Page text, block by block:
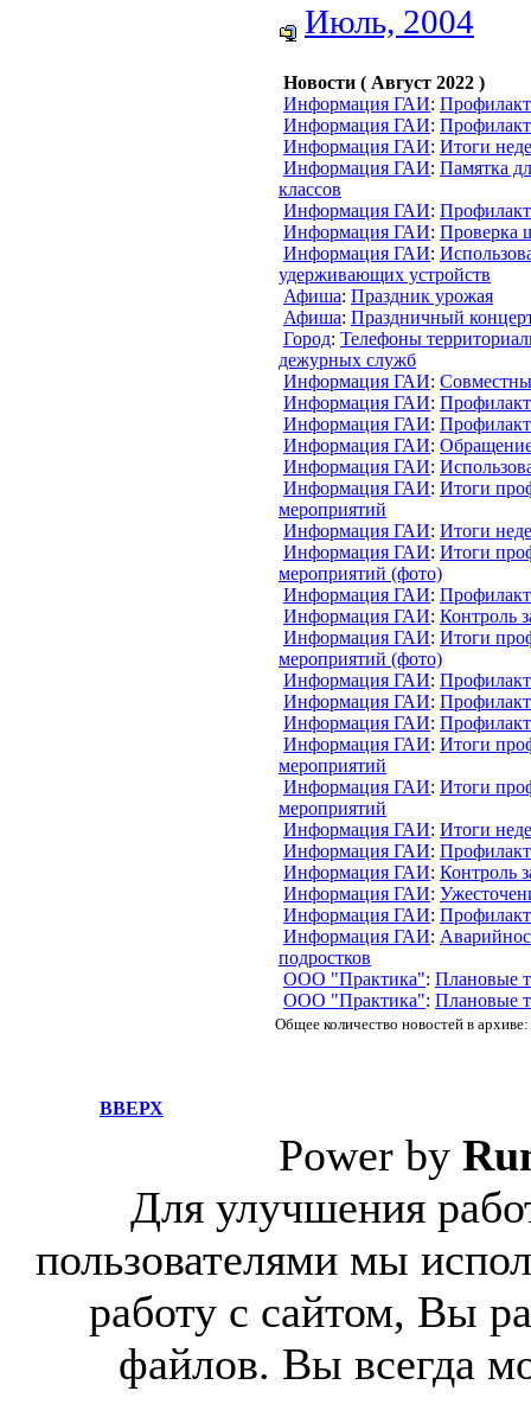
Июль, 2004
Новости ( Август 2022 )
Информация ГАИ:
Информация ГАИ:
Информация ГАИ: Итоги
Информация ГАИ: Памятка
классов
Информация ГАИ:
Информация ГАИ: Проверка
Информация ГАИ:
удерживающих устройств
Афиша: Праздник урожая
Афиша: Праздничный
Город: Телефоны
дежурных служб
Информация ГАИ:
Информация ГАИ:
Информация ГАИ:
Информация ГАИ:
Информация ГАИ:
Информация ГАИ: Итоги
мероприятий
Информация ГАИ: Итоги
Информация ГАИ: Итоги
мероприятий (фото)
Информация ГАИ:
Информация ГАИ: Контроль
Информация ГАИ: Итоги
мероприятий (фото)
Информация ГАИ:
Информация ГАИ:
Информация ГАИ:
Информация ГАИ: Итоги
мероприятий
Информация ГАИ: Итоги
мероприятий
Информация ГАИ: Итоги
Информация ГАИ:
Информация ГАИ: Контроль
Информация ГАИ:
Информация ГАИ:
Информация ГАИ:
подростков
ООО "Практика": Плановые
ООО "Практика": Плановые
Общее количество новостей в
ВВЕРХ
Power by
Для улучшения
пользователями мы
работу с сайтом, Вы
файлов. Вы всегда